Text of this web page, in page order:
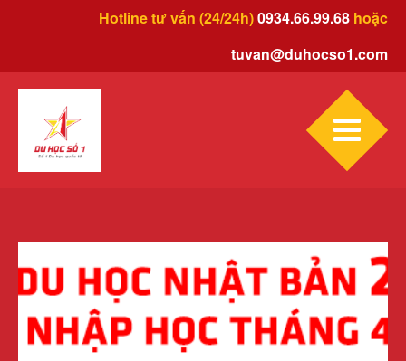
Hotline tư vấn (24/24h)0934.66.99.68 hoặc
tuvan@duhocso1.com